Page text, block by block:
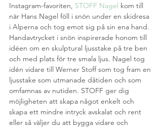
Instagram-favoriten, STOFF Nagel kom till
när Hans Nagel föll i snön under en skidresa
i Alperna och tog emot sig på sin ena hand.
Handavtrycket i snön inspirerade honom till
idéen om en skulptural ljusstake på tre ben
och med plats för tre smala ljus. Nagel tog
idén vidare till Werner Stoff som tog fram en
ljusstake som utmanade dåtiden och som
omfamnas av nutiden. STOFF ger dig
möjligheten att skapa något enkelt och
skapa ett mindre intryck avskalat och rent
eller så väljer du att bygga vidare och